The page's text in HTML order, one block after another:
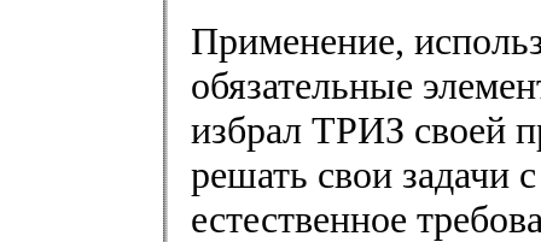
Применение,
обязательные
избрал ТРИЗ своей
решать свои
естественное